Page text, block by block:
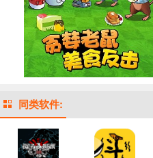
同类软件: